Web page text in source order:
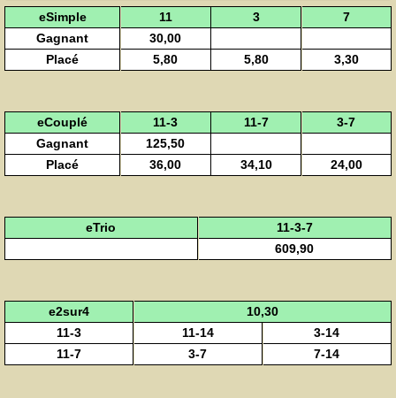
eSimple 11 3
7
Gagnant
30,00
Placé
5,80 5,80 3,30
eCouplé 11-3 11-7
3-7
Gagnant
125,50
Placé
36,00 34,10 24,00
eTrio
11-3-7
609,90
e2sur4
10,30
11-3
11-14
3-14
11-7
3-7 7-14